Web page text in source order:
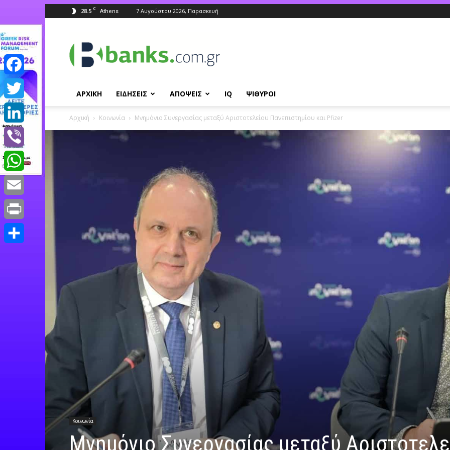
28.5 C Athens 7 Αυγούστου 2026, Παρασκευή
ΑΡΧΙΚΗ ΕΙΔΗΣΕΙΣ ΑΠΟΨΕΙΣ IQ ΨΙΘΥΡΟΙ
Αρχική Κοινωνία Μνημόνιο Συνεργασίας μεταξύ Αριστοτελείου Πανεπιστημίου και Pfizer
Κοινωνία
Μνημόνιο Συνεργασίας μεταξύ
Facebook
Twitter
LinkedIn
Viber
WhatsApp
Email
Print